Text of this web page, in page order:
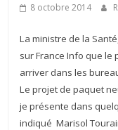
8 octobre 2014
La ministre de la
sur France Info que
arriver dans les
Le projet de paquet
je présente dans
indiqué Marisol